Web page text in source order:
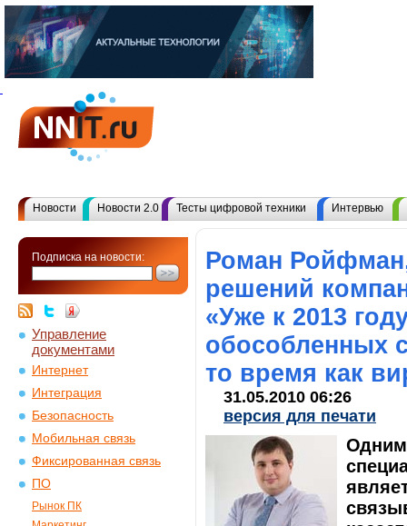
Новости Новости 2.0 Тесты цифровой техники Интервью
Подписка на новости:
Управление
документами
Интернет
Интеграция
Безопасность
Мобильная связь
Фиксированная связь
ПО
Рынок ПК
Роман
решений
«Уже к 2013
обособленных
то время как
31.05.2010 06:26
версия для печати
Одним